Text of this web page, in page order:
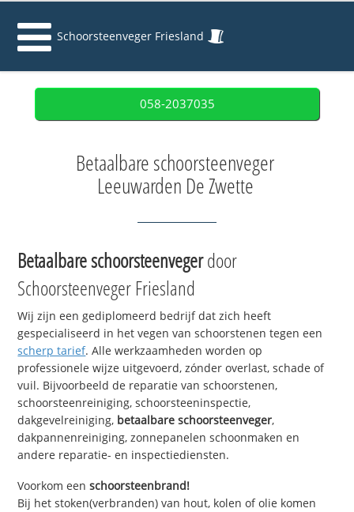
Schoorsteenveger Friesland
058-2037035
Betaalbare schoorsteenveger
Leeuwarden De Zwette
Betaalbare schoorsteenvegerdoor
Schoorsteenveger Friesland
Wij zijn een gediplomeerd bedrijf dat zich heeft
gespecialiseerd in het vegen van schoorstenen tegen een
scherp tarief. Alle werkzaamheden worden op
professionele wijze uitgevoerd, zónder overlast, schade of
vuil. Bijvoorbeeld de reparatie van schoorstenen,
schoorsteenreiniging, schoorsteeninspectie,
dakgevelreiniging, betaalbare schoorsteenveger,
dakpannenreiniging, zonnepanelen schoonmaken en
andere reparatie- en inspectiediensten.
Voorkom eenschoorsteenbrand!
Bij het stoken(verbranden) van hout, kolen of olie komen